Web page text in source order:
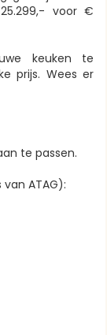
voor €
keuken te
prijs. Wees er
te passen.
ATAG):